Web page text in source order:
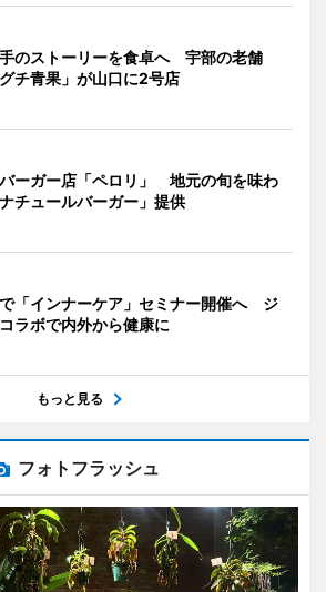
のストーリーを食卓へ 宇部の老舗
グチ青果」が山口に2号店
ーガー店「ペロリ」 地元の旬を味わ
チュールバーガー」提供
「インナーケア」セミナー開催へ ジ
ラボで内外から健康に
もっと見る
フォトフラッシュ